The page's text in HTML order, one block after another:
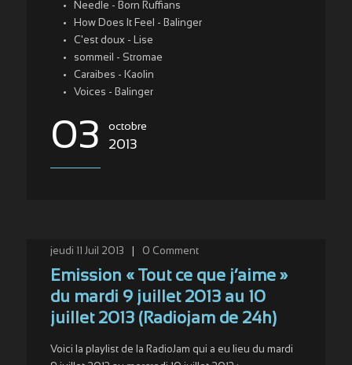
Needle - Born Ruffians
How Does It Feel - Balinger
C'est doux - Lise
sommeil - Stromae
Caraibes - Kaolin
Voices - Balinger
03 octobre
2013
jeudi 11 Juil 2013 0 Comment
Emission « Tout ce que j’aime »
du mardi 9 juillet 2013 au 10
juillet 2013 (Radiojam de 24h)
Voici la playlist de la RadioJam qui a eu lieu du mardi